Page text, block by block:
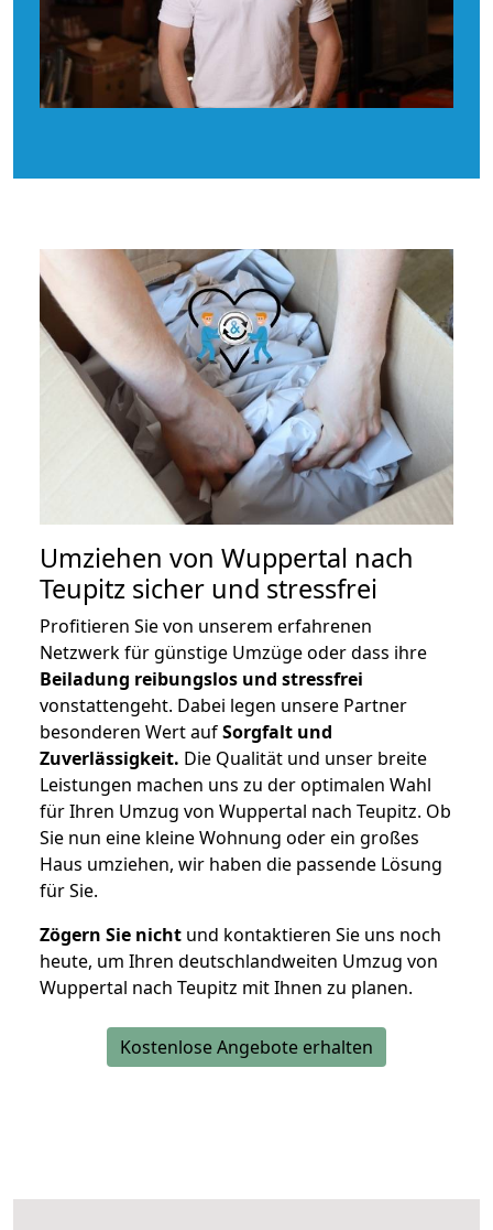
Umziehen von Wuppertal nach
Teupitz sicher und stressfrei
Profitieren Sie von unserem erfahrenen
Netzwerk für günstige Umzüge oder dass ihre
Beiladung reibungslos und stressfrei
vonstattengeht. Dabei legen unsere Partner
besonderen Wert aufSorgfalt und
Zuverlässigkeit. Die Qualität und unser breite
Leistungen machen uns zu der optimalen Wahl
für Ihren Umzug von Wuppertal nach Teupitz. Ob
Sie nun eine kleine Wohnung oder ein großes
Haus umziehen, wir haben die passende Lösung
für Sie.
Zögern Sie nicht und kontaktieren Sie uns noch
heute, um Ihren deutschlandweiten Umzug von
Wuppertal nach Teupitz mit Ihnen zu planen.
Kostenlose Angebote erhalten